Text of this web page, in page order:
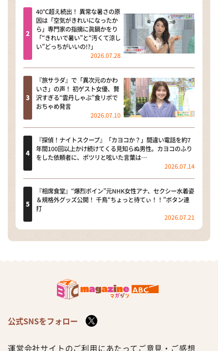
40℃超え続出！ 異常な暑さの原
因は「空気がきれいになったか
ら」専門家の指摘に眞鍋かをり
「“きれいで暑い”と“汚くて涼し
い”どっちがいいの!?」
2026.07.28
『旅サラダ』で「異次元のかわ
いさ」の声！ 初ゲスト女優、贅
沢すぎる“雲丹しゃぶ”食リポで
おちゃめ発言
2026.07.10
『探偵！ナイトスクープ』「カヨコか？」間違い電話を約7
年間100回以上かけ続けてくる見知らぬ男性。カヨコのふり
をした依頼者に、ポツリと呟いた言葉は…
2026.07.14
『相席食堂』“爆烈ボイン”元NHK女性アナ、セクシー水着姿
＆規格外グッズ公開！ 千鳥“ちょっと待てぃ！！”ボタン連
打
2026.07.21
公式SNSをフォロー
運営会社サイトのご利用にあたって ご意見・ご感想